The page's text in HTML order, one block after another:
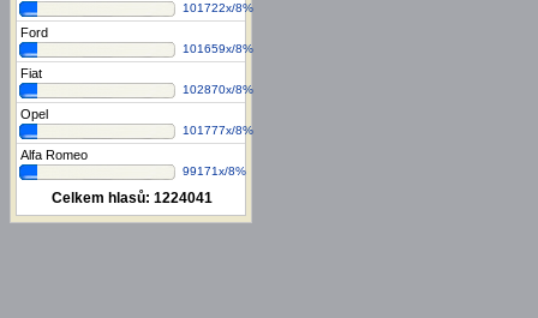
101722x/8%
Ford
101659x/8%
Fiat
102870x/8%
Opel
101777x/8%
Alfa Romeo
99171x/8%
Celkem hlasů: 1224041